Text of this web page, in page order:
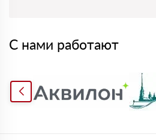
С нами работают